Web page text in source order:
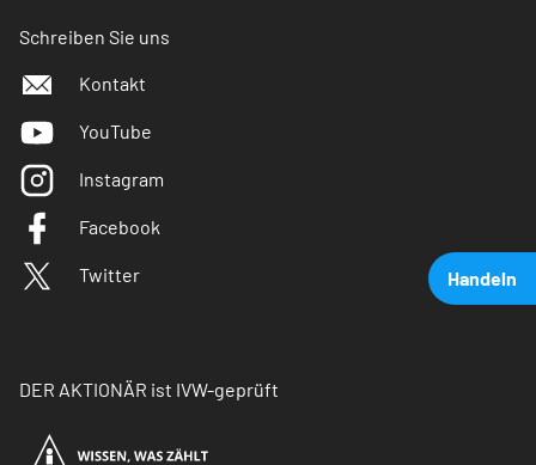
Handeln
Schreiben Sie uns
Kontakt
YouTube
Instagram
Facebook
Twitter
DER AKTIONÄR ist IVW-geprüft